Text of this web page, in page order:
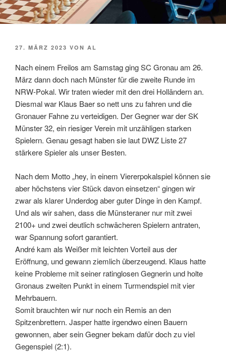
VERÖFFENTLICHT
27. MÄRZ 2023 VON AL
Nach einem Freilos am Samstag ging SC Gronau am 26.
März dann doch nach Münster für die zweite Runde im
NRW-Pokal. Wir traten wieder mit den drei Holländern an.
Diesmal war Klaus Baer so nett uns zu fahren und die
Gronauer Fahne zu verteidigen. Der Gegner war der SK
Münster 32, ein riesiger Verein mit unzähligen starken
Spielern. Genau gesagt haben sie laut DWZ Liste 27
stärkere Spieler als unser Besten.
Nach dem Motto „hey, in einem Viererpokalspiel können sie
aber höchstens vier Stück davon einsetzen“ gingen wir
zwar als klarer Underdog aber guter Dinge in den Kampf.
Und als wir sahen, dass die Münsteraner nur mit zwei
2100+ und zwei deutlich schwächeren Spielern antraten,
war Spannung sofort garantiert.
André kam als Weißer mit leichten Vorteil aus der
Eröffnung, und gewann ziemlich überzeugend. Klaus hatte
keine Probleme mit seiner ratinglosen Gegnerin und holte
Gronaus zweiten Punkt in einem Turmendspiel mit vier
Mehrbauern.
Somit brauchten wir nur noch ein Remis an den
Spitzenbrettern. Jasper hatte irgendwo einen Bauern
gewonnen, aber sein Gegner bekam dafür doch zu viel
Gegenspiel (2:1).